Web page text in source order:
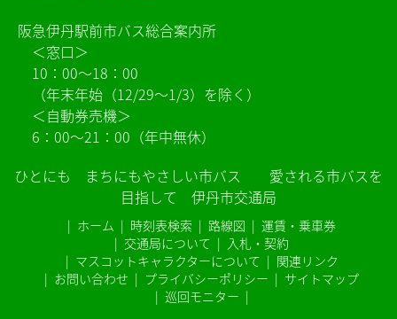
阪急伊丹駅前市バス総合案内所
＜窓口＞
10：00～18：00
（年末年始（12/29～1/3）を除く）
＜自動券売機＞
6：00～21：00（年中無休）
ひとにも まちにもやさしい市バス 愛される市バスを
目指して 伊丹市交通局
ホーム 時刻表検索 路線図
運賃・乗車券
交通局について
入札・契約
マスコットキャラクターについて
関連リンク
お問い合わせ
プライバシーポリシー
サイトマップ
巡回モニター